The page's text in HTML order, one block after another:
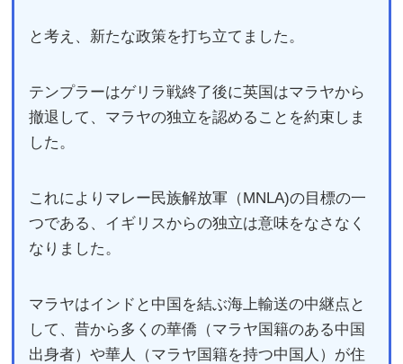
と考え、新たな政策を打ち立てました。
テンプラーはゲリラ戦終了後に英国はマラヤから
撤退して、マラヤの独立を認めることを約束しま
した。
これによりマレー民族解放軍（MNLA)の目標の一
つである、イギリスからの独立は意味をなさなく
なりました。
マラヤはインドと中国を結ぶ海上輸送の中継点と
して、昔から多くの華僑（マラヤ国籍のある中国
出身者）や華人（マラヤ国籍を持つ中国人）が住